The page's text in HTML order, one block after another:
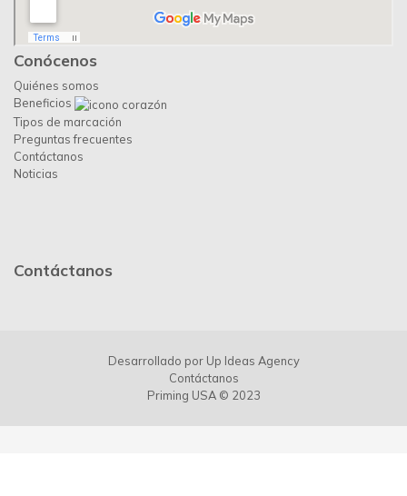
Conócenos
Quiénes somos
Beneficios
Tipos de marcación
Preguntas frecuentes
Contáctanos
Noticias
Contáctanos
Desarrollado por Up Ideas Agency
Contáctanos
Priming USA © 2023